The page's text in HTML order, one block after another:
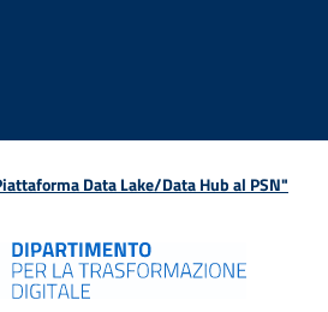
Data Lake/Data Hub al PSN"